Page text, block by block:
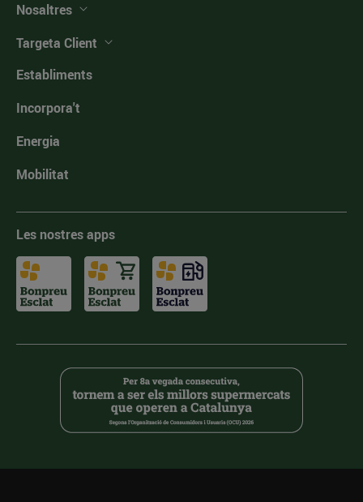
Nosaltres
Targeta Client
Establiments
Incorpora't
Energia
Mobilitat
Les nostres apps